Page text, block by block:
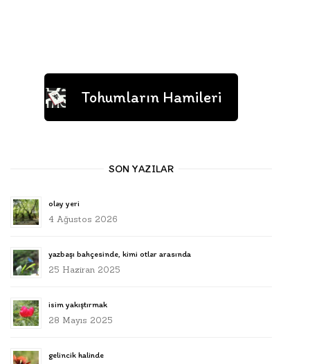
Tohumların Hamileri
SON YAZILAR
olay yeri
4 Ağustos 2026
yazbaşı bahçesinde, kimi otlar arasında
25 Haziran 2025
isim yakıştırmak
28 Mayıs 2025
gelincik halinde